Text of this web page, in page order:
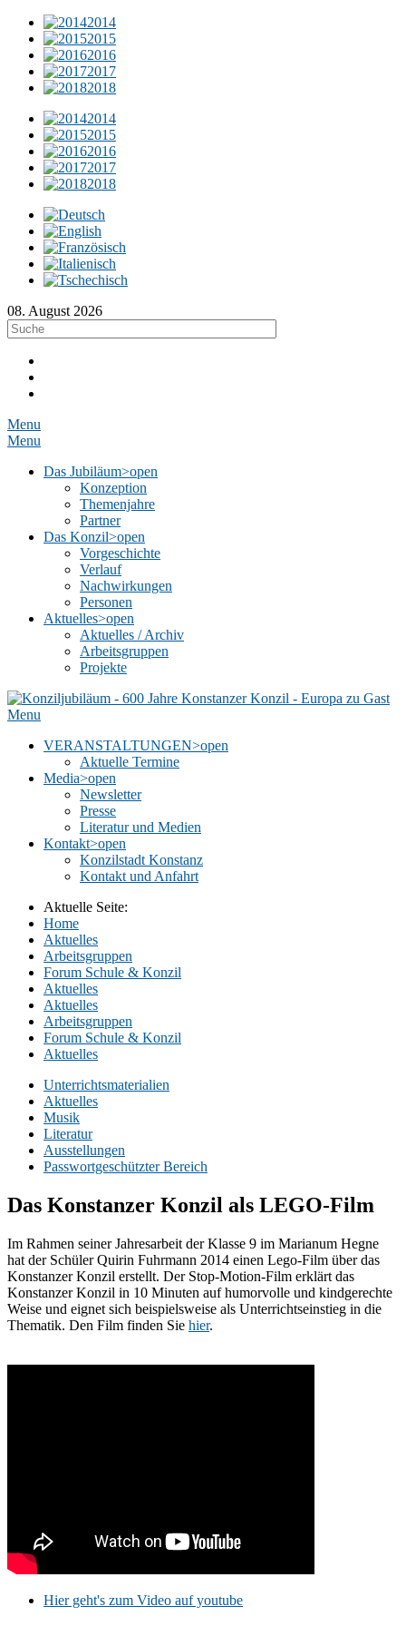
2014
2015
2016
2017
2018
2014
2015
2016
2017
2018
08. August 2026
Menu
Menu
Das Jubiläum>open
Konzeption
Themenjahre
Partner
Das Konzil>open
Vorgeschichte
Verlauf
Nachwirkungen
Personen
Aktuelles>open
Aktuelles / Archiv
Arbeitsgruppen
Projekte
Menu
VERANSTALTUNGEN>open
Aktuelle Termine
Media>open
Newsletter
Presse
Literatur und Medien
Kontakt>open
Konzilstadt Konstanz
Kontakt und Anfahrt
Aktuelle Seite:
Home
Aktuelles
Arbeitsgruppen
Forum Schule & Konzil
Aktuelles
Aktuelles
Arbeitsgruppen
Forum Schule & Konzil
Aktuelles
Unterrichtsmaterialien
Aktuelles
Musik
Literatur
Ausstellungen
Passwortgeschützter Bereich
Das Konstanzer Konzil als LEGO-Film
Im Rahmen seiner Jahresarbeit der Klasse 9 im Marianum Hegne
hat der Schüler Quirin Fuhrmann 2014 einen Lego-Film über das
Konstanzer Konzil erstellt. Der Stop-Motion-Film erklärt das
Konstanzer Konzil in 10 Minuten auf humorvolle und kindgerechte
Weise und eignet sich beispielsweise als Unterrichtseinstieg in die
Thematik. Den Film finden Sie hier.
Hier geht's zum Video auf youtube